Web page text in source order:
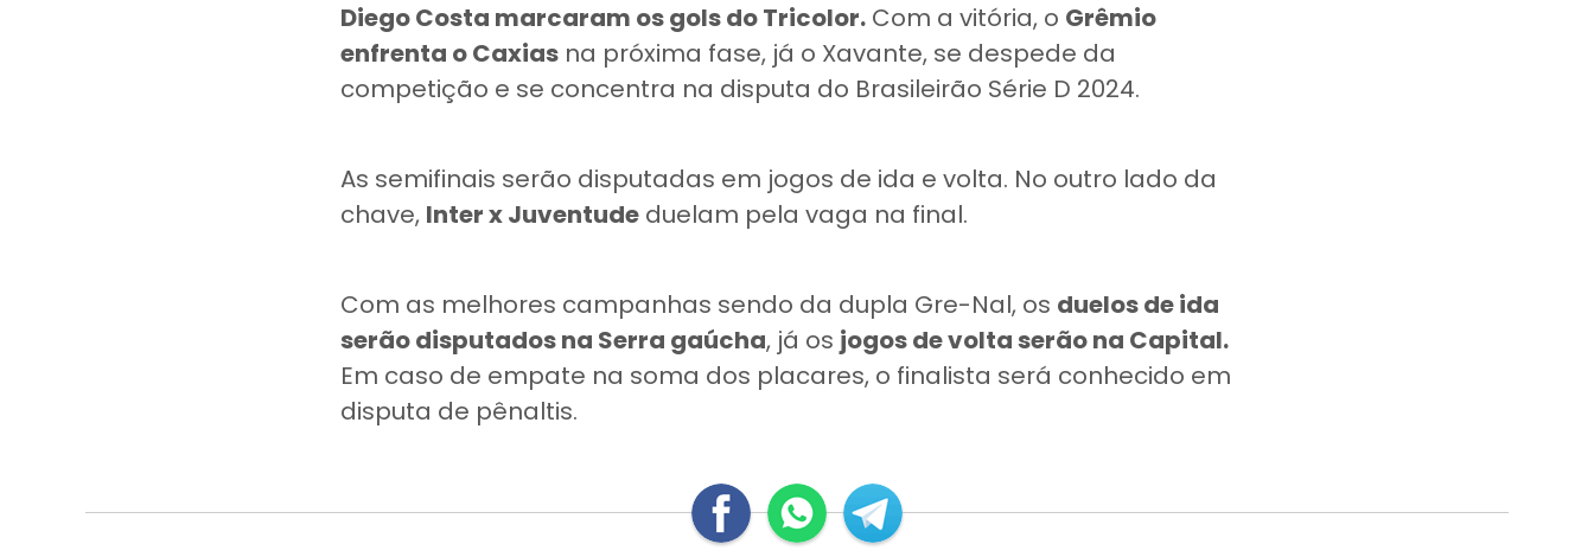
Diego Costa marcaram os gols do Tricolor. Com a vitória, o Grêmio
enfrenta o Caxias na próxima fase, já o Xavante, se despede da
competição e se concentra na disputa do Brasileirão Série D 2024.
As semifinais serão disputadas em jogos de ida e volta. No outro lado da
chave, Inter x Juventude duelam pela vaga na final.
Com as melhores campanhas sendo da dupla Gre-Nal, os duelos de ida
serão disputados na Serra gaúcha, já os jogos de volta serão na Capital.
Em caso de empate na soma dos placares, o finalista será conhecido em
disputa de pênaltis.